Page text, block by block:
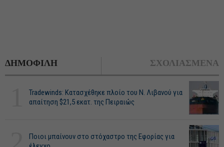
ΔΗΜΟΦΙΛΗ ΣΧΟΛΙΑΣΜΕΝΑ
Tradewinds: Κατασχέθηκε πλοίο του Ν. Λιβανού για
απαίτηση $21,5 εκατ. της Πειραιώς
Ποιοι μπαίνουν στο στόχαστρο της Εφορίας για